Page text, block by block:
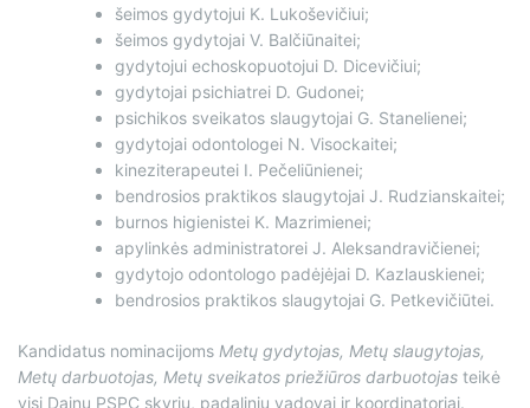
šeimos gydytojui K. Lukoševičiui;
šeimos gydytojai V. Balčiūnaitei;
gydytojui echoskopuotojui D. Dicevičiui;
gydytojai psichiatrei D. Gudonei;
psichikos sveikatos slaugytojai G. Stanelienei;
gydytojai odontologei N. Visockaitei;
kineziterapeutei I. Pečeliūnienei;
bendrosios praktikos slaugytojai J. Rudzianskaitei;
burnos higienistei K. Mazrimienei;
apylinkės administratorei J. Aleksandravičienei;
gydytojo odontologo padėjėjai D. Kazlauskienei;
bendrosios praktikos slaugytojai G. Petkevičiūtei.
Kandidatus nominacijoms Metų gydytojas, Metų slaugytojas,
Metų darbuotojas, Metų sveikatos priežiūros darbuotojas teikė
visi Dainų PSPC skyrių, padalinių vadovai ir koordinatoriai.